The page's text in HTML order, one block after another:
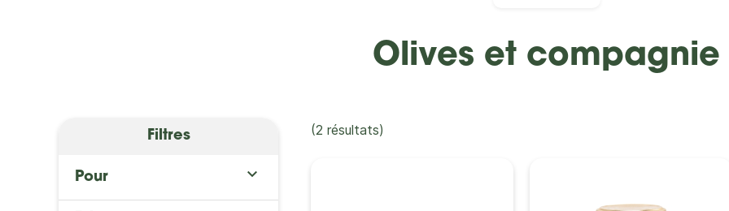
Olives et compagnie
Filtres
Pour 
(2 résultats)